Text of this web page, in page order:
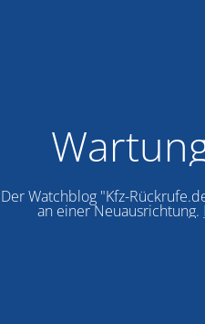
Der Watchblog "Kfz-
an einer Neuausrichtung.